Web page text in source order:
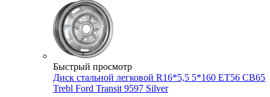
Быстрый просмотр
Диск стальной легковой R16*5,5 5*160 ET56 CB65
Trebl Ford Transit 9597 Silver